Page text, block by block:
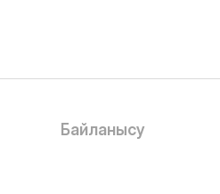
Байланысу